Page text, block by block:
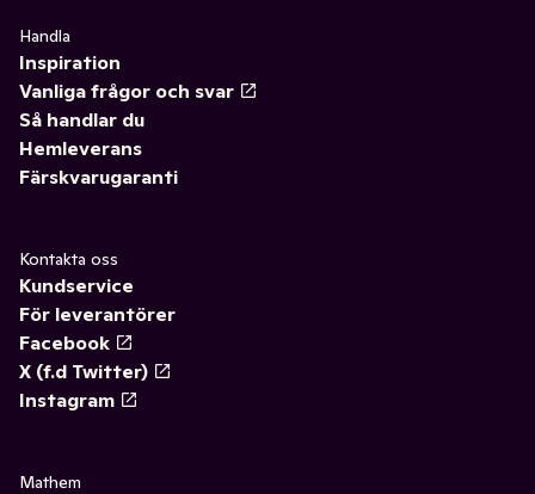
Handla
Inspiration
Vanliga frågor och svar
Så handlar du
Hemleverans
Färskvarugaranti
Kontakta oss
Kundservice
För leverantörer
Facebook
X (f.d Twitter)
Instagram
Mathem